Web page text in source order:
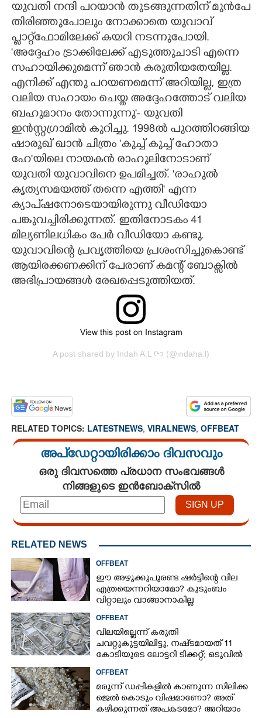
യുവതി നന്ദി പറയാൻ തുടങ്ങുന്നതിന് മുൻപേ
തിരിഞ്ഞുപോലും നോക്കാതെ യുവാവ്
പ്ലാറ്റ്‌ഫോമിലേക്ക് കയറി നടന്നുപോയി.
'അദ്ദേഹം ട്രാക്കിലേക്ക് എടുത്തുചാടി എന്നെ
സഹായിക്കുമെന്ന് ഞാൻ കരുതിയതേയില്ല.
എനിക്ക് എന്തു പറയണമെന്ന് അറിയില്ല, ഇത്ര
വലിയ സഹായം ചെയ്ത അദ്ദേഹത്തോട് വലിയ
ബഹുമാനം തോന്നുന്നു'- യുവതി
ഇൻസ്റ്റഗ്രാമിൽ കുറിച്ചു. 1998ൽ പുറത്തിറങ്ങിയ
ഷാരൂഖ് ഖാൻ ചിത്രം 'കുച്ച് കുച്ച് ഹോതാ
ഹേ'യിലെ നായകൻ രാഹുലിനോടാണ്
യുവതി യുവാവിനെ ഉപമിച്ചത്. 'രാഹുൽ
കൃത്യസമയത്ത് തന്നെ എത്തി' എന്ന
ക്യാപ്ഷനോടെയായിരുന്നു വീഡിയോ
പങ്കുവച്ചിരിക്കുന്നത്. ഇതിനോടകം 41
മില്യണിലധികം പേർ വീഡിയോ കണ്ടു.
യുവാവിന്റെ പ്രവൃത്തിയെ പ്രശംസിച്ചുകൊണ്ട്
ആയിരക്കണക്കിന് പേരാണ് കമന്റ് ബോക്സിൽ
അഭിപ്രായങ്ങൾ രേഖപ്പെടുത്തിയത്.
View this post on Instagram
A post shared by Indah A.L ᢉ𐭩 (@indaha.l)
RELATED TOPICS: LATESTNEWS, VIRALNEWS, OFFBEAT
അപ്ഡേറ്റായിരിക്കാം ദിവസവും
ഒരു ദിവസത്തെ പ്രധാന സംഭവങ്ങൾ
നിങ്ങളുടെ ഇൻബോക്സിൽ
RELATED NEWS
OFFBEAT
ഈ അഴുക്കുപുരണ്ട ഷർട്ടിന്റെ വില
എത്രയെന്നറിയാമോ? കുടുംബം
വിറ്റാലും വാങ്ങാനാകില്ല
OFFBEAT
വിലയില്ലെന്ന് കരുതി
ചവറ്റുകുട്ടയിലിട്ടു, നഷ്‌ടമായത് 11
കോടിയുടെ ലോട്ടറി ടിക്കറ്റ്; ഒടുവിൽ
OFFBEAT
മരുന്ന് ഡപ്പികളിൽ കാണുന്ന സിലിക്ക
ജെൽ കൊടും വിഷമാണോ? അത്
കഴിക്കുന്നത് അപകടമോ? അറിയാം